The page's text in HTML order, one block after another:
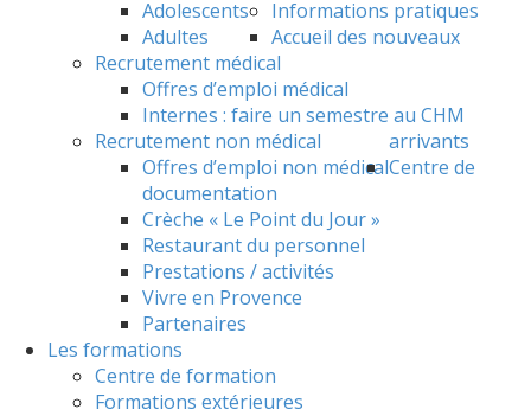
Adolescents
Adultes
Recrutement médical
Offres d’emploi médical
Internes : faire un semestre au CHM
Recrutement non médical
Offres d’emploi non médical
Informations pratiques
Accueil des nouveaux
arrivants
Centre de
documentation
Crèche « Le Point du Jour »
Restaurant du personnel
Prestations / activités
Vivre en Provence
Partenaires
Les formations
Centre de formation
Formations extérieures